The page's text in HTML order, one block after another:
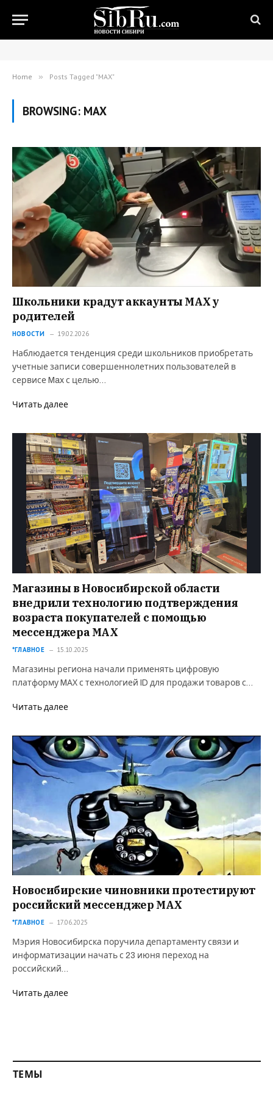
Home » Posts Tagged "MAX"
BROWSING: MAX
Школьники крадут аккаунты MAX у
родителей
НОВОСТИ 19.02.2026
Наблюдается тенденция среди школьников приобретать
учетные записи совершеннолетних пользователей в
сервисе Max с целью…
Читать далее
Магазины в Новосибирской области
внедрили технологию подтверждения
возраста покупателей с помощью
мессенджера MAX
*ГЛАВНОЕ 15.10.2025
Магазины региона начали применять цифровую
платформу MАХ с технологией ID для продажи товаров с…
Читать далее
Новосибирские чиновники протестируют
российский мессенджер MAX
*ГЛАВНОЕ 17.06.2025
Мэрия Новосибирска поручила департаменту связи и
информатизации начать с 23 июня переход на
российский…
Читать далее
ТЕМЫ